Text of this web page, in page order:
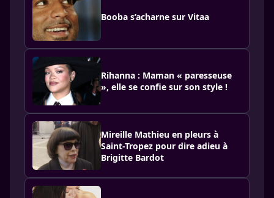
Booba s’acharne sur Vitaa
Rihanna : Maman « paresseuse
», elle se confie sur son style !
Mireille Mathieu en pleurs à
Saint-Tropez pour dire adieu à
Brigitte Bardot